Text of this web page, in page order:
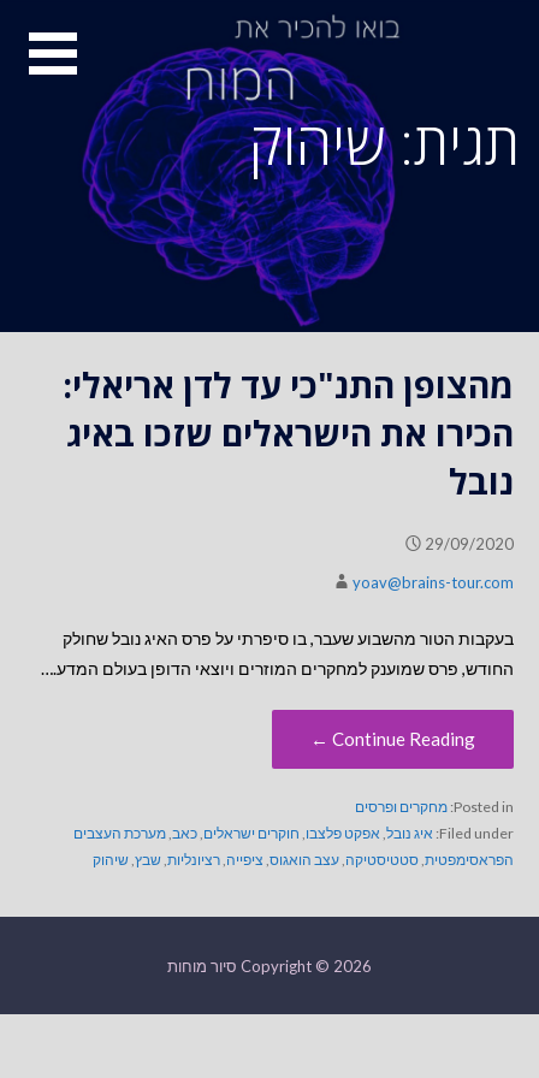
תגית: שיהוק
מהצופן התנ"כי עד לדן אריאלי:
הכירו את הישראלים שזכו באיג
נובל
29/09/2020
yoav@brains-tour.com
בעקבות הטור מהשבוע שעבר, בו סיפרתי על פרס האיג נובל שחולק
החודש, פרס שמוענק למחקרים המוזרים ויוצאי הדופן בעולם המדע.…
Continue Reading ←
Posted in: מחקרים ופרסים
Filed under: איג נובל, אפקט פלצבו, חוקרים ישראלים,כאב,מערכת העצבים
הפראסימפטית,סטטיסטיקה,עצב הואגוס, ציפייה,רציונליות,שבץ,שיהוק
Copyright © 2026 סיור מוחות